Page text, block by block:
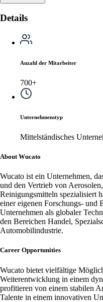
Details
Anzahl der Mitarbeiter
700+
Unternehmenstyp
Mittelständisches
About Wucato
Wucato ist ein Unternehmen,
und den Vertrieb von
Reinigungsmitteln spezialisiert
einer eigenen Forschungs- und
Unternehmen als globaler
den Bereichen Handel,
Automobilindustrie.
Career Opportunities
Wucato bietet vielfältige
Weiterentwicklung in einem
profitieren von einem stabilen
Talente in einem innovativen